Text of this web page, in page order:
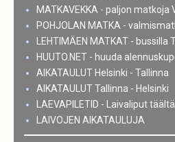
MATKAVEKKA - paljon matkoja
POHJOLAN MATKA -
LEHTIMÄEN MATKAT - bussilla
HUUTO.NET - huuda
AIKATAULUT Helsinki - Tallinna
AIKATAULUT Tallinna - Helsinki
LAEVAPILETID - Laivaliput täältä
LAIVOJEN AIKATAULUJA